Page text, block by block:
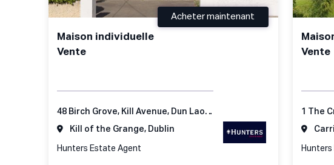
Maison individuelle
Vente
Acheter maintenant
48 Birch Grove, Kill Avenue, Dun Laoghaire, Co Dublin
Kill of the Grange, Dublin
Hunters Estate Agent
Vente